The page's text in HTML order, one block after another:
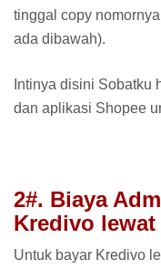
tinggal copy
ada dibawah).
Intinya disini Sobatku
dan aplikasi Shopee
2#. Biaya
Kredivo lewat
Untuk bayar Kredivo